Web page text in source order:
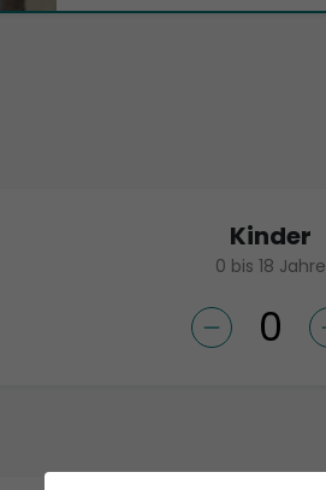
Kinder
0 bis 18 Jahre